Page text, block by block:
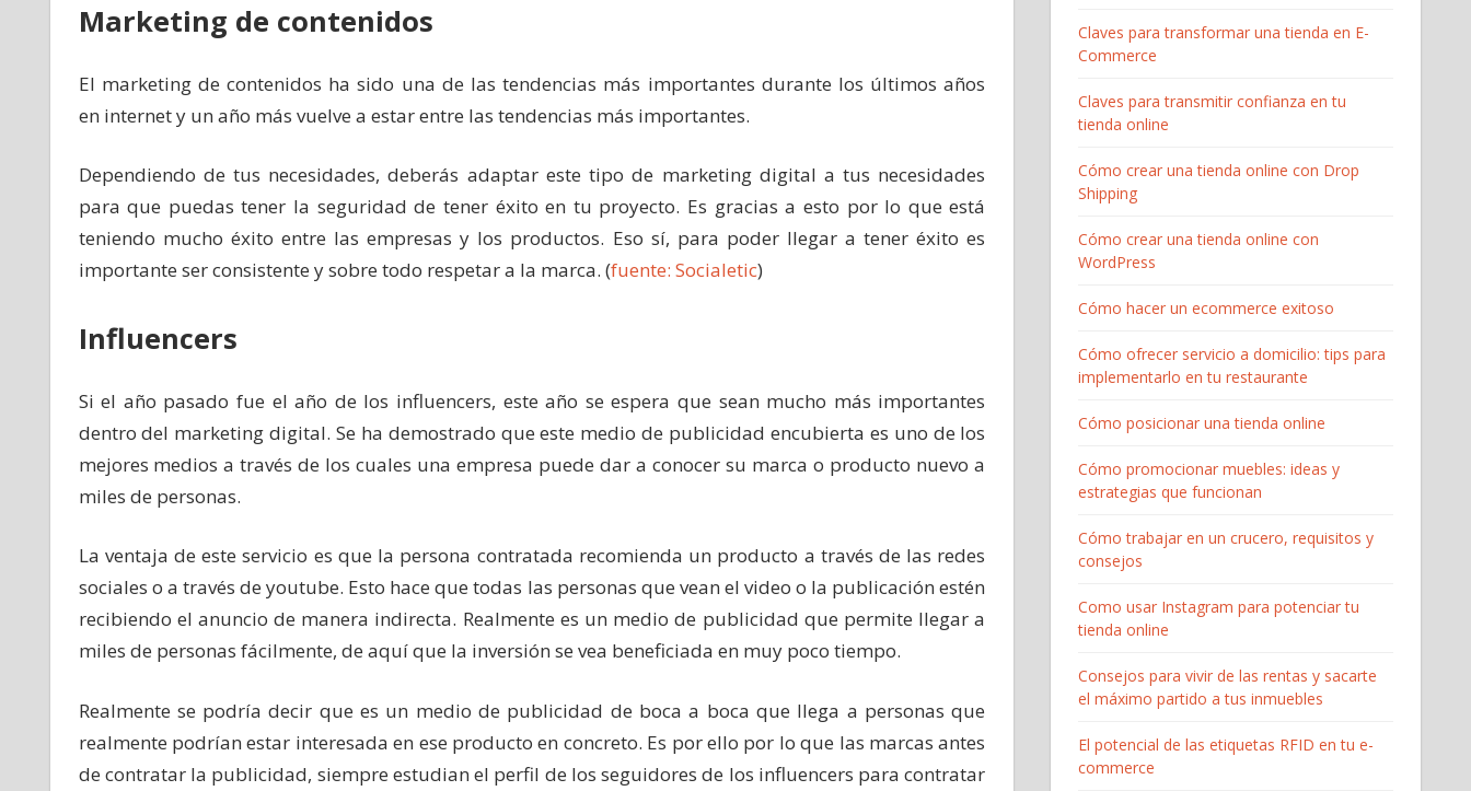
Marketing de contenidos
El marketing de contenidos ha sido una de las tendencias más importantes durante los últimos años
en internet y un año más vuelve a estar entre las tendencias más importantes.
Dependiendo de tus necesidades, deberás adaptar este tipo de marketing digital a tus necesidades
para que puedas tener la seguridad de tener éxito en tu proyecto. Es gracias a esto por lo que está
teniendo mucho éxito entre las empresas y los productos. Eso sí, para poder llegar a tener éxito es
importante ser consistente y sobre todo respetar a la marca. (fuente: Socialetic)
Influencers
Si el año pasado fue el año de los influencers, este año se espera que sean mucho más importantes
dentro del marketing digital. Se ha demostrado que este medio de publicidad encubierta es uno de los
mejores medios a través de los cuales una empresa puede dar a conocer su marca o producto nuevo a
miles de personas.
La ventaja de este servicio es que la persona contratada recomienda un producto a través de las redes
sociales o a través de youtube. Esto hace que todas las personas que vean el video o la publicación estén
recibiendo el anuncio de manera indirecta. Realmente es un medio de publicidad que permite llegar a
miles de personas fácilmente, de aquí que la inversión se vea beneficiada en muy poco tiempo.
Realmente se podría decir que es un medio de publicidad de boca a boca que llega a personas que
realmente podrían estar interesada en ese producto en concreto. Es por ello por lo que las marcas antes
de contratar la publicidad, siempre estudian el perfil de los seguidores de los influencers para contratar
Claves para transformar una tienda en E-
Commerce
Claves para transmitir confianza en tu
tienda online
Cómo crear una tienda online con Drop
Shipping
Cómo crear una tienda online con
WordPress
Cómo hacer un ecommerce exitoso
Cómo ofrecer servicio a domicilio: tips para
implementarlo en tu restaurante
Cómo posicionar una tienda online
Cómo promocionar muebles: ideas y
estrategias que funcionan
Cómo trabajar en un crucero, requisitos y
consejos
Como usar Instagram para potenciar tu
tienda online
Consejos para vivir de las rentas y sacarte
el máximo partido a tus inmuebles
El potencial de las etiquetas RFID en tu e-
commerce